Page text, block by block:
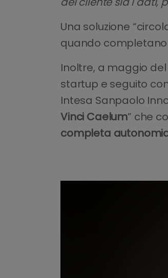
Una soluzione
quando completano
Inoltre, a maggio
startup e seguito
Intesa Sanpaolo
Vinci Caelum” che
completa